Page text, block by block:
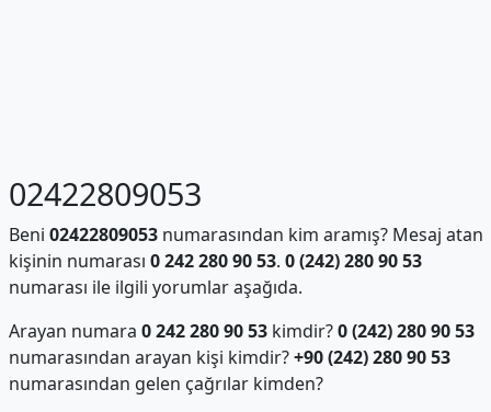
02422809053
Beni 02422809053numarasından kim aramış? Mesaj atan
kişinin numarası 0 242 280 90 53. 0 (242) 280 90 53
numarası ile ilgili yorumlar aşağıda.
Arayan numara 0 242 280 90 53kimdir?0 (242) 280 90 53
numarasından arayan kişi kimdir?+90 (242) 280 90 53
numarasından gelen çağrılar kimden?